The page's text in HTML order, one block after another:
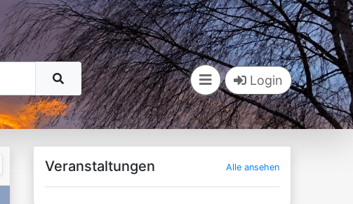
Login
Veranstaltungen Alle ansehen